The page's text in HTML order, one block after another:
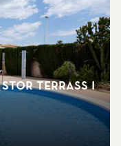
stor terrass i